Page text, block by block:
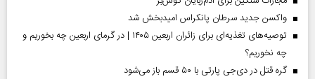
واکسن جدید سرطان پانکراس امیدبخش شد
توصیه‌های تغذیه‌ای برای زائران اربعین ۱۴۰۵ | در گرمای اربعین چه بخوریم و
چه نخوریم؟
گره قتل در دی‌جی پارتی با ۵۰ قسم باز می‌شود